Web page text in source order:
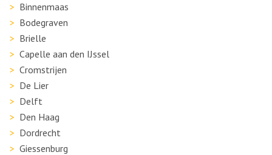
Binnenmaas
Bodegraven
Brielle
Capelle aan den IJssel
Cromstrijen
De Lier
Delft
Den Haag
Dordrecht
Giessenburg